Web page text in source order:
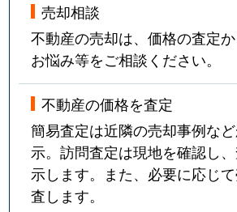
売却相談
不動産の売却は、価格の査定
お悩み等をご相談ください。
不動産の価格を査定
簡易査定は近隣の売却事例な
示。訪問査定は現地を確認し
示します。また、必要に応じ
査します。